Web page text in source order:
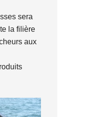
sera
la filière
aux